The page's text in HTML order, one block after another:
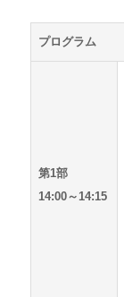
プログラム
第1部
14:00～14:15